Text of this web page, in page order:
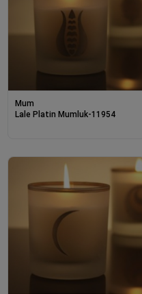
Mum
Lale Platin Mumluk-11954